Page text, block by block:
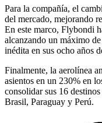
Para la compañía, el
del mercado, mejorando
En este marco, Flybondi
alcanzando un máximo
inédita en sus ocho años
Finalmente, la aerolínea
asientos en un 230% en
consolidar sus 16
Brasil, Paraguay y Perú.